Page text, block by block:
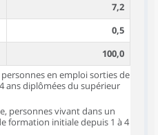
7,2
0,5
100,0
personnes en emploi sorties de
ans diplômées du supérieur
personnes vivant dans un
formation initiale depuis 1 à 4